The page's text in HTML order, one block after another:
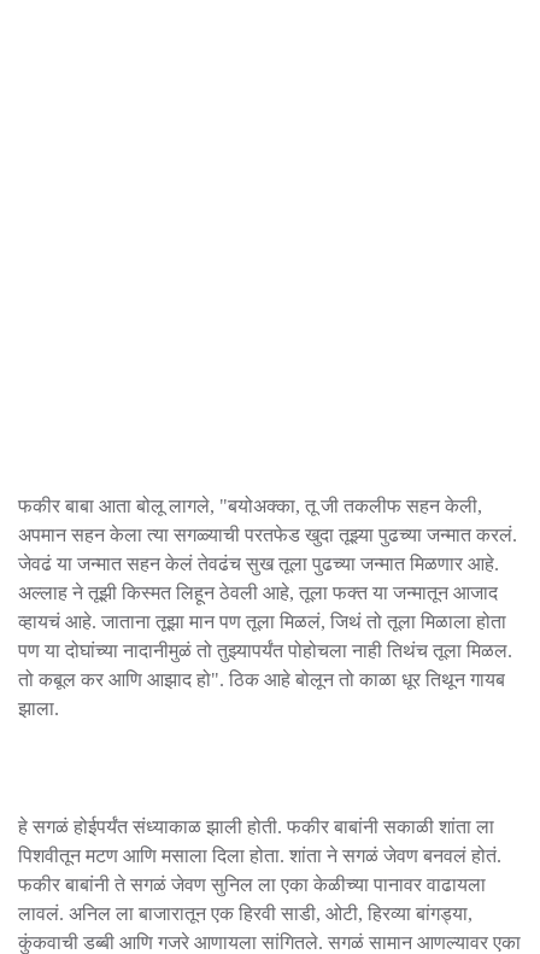
फकीर बाबा आता बोलू लागले, "बयोअक्का, तू जी तकलीफ सहन केली,
अपमान सहन केला त्या सगळ्याची परतफेड खुदा तूझ्या पुढच्या जन्मात करलं.
जेवढं या जन्मात सहन केलं तेवढंच सुख तूला पुढच्या जन्मात मिळणार आहे.
अल्लाह ने तूझी किस्मत लिहून ठेवली आहे, तूला फक्त या जन्मातून आजाद
व्हायचं आहे. जाताना तूझा मान पण तूला मिळलं, जिथं तो तूला मिळाला होता
पण या दोघांच्या नादानीमुळं तो तुझ्यापर्यंत पोहोचला नाही तिथंच तूला मिळल.
तो कबूल कर आणि आझाद हो". ठिक आहे बोलून तो काळा धूर तिथून गायब
झाला.
हे सगळं होईपर्यंत संध्याकाळ झाली होती. फकीर बाबांनी सकाळी शांता ला
पिशवीतून मटण आणि मसाला दिला होता. शांता ने सगळं जेवण बनवलं होतं.
फकीर बाबांनी ते सगळं जेवण सुनिल ला एका केळीच्या पानावर वाढायला
लावलं. अनिल ला बाजारातून एक हिरवी साडी, ओटी, हिरव्या बांगड्या,
कुंकवाची डब्बी आणि गजरे आणायला सांगितले. सगळं सामान आणल्यावर एका